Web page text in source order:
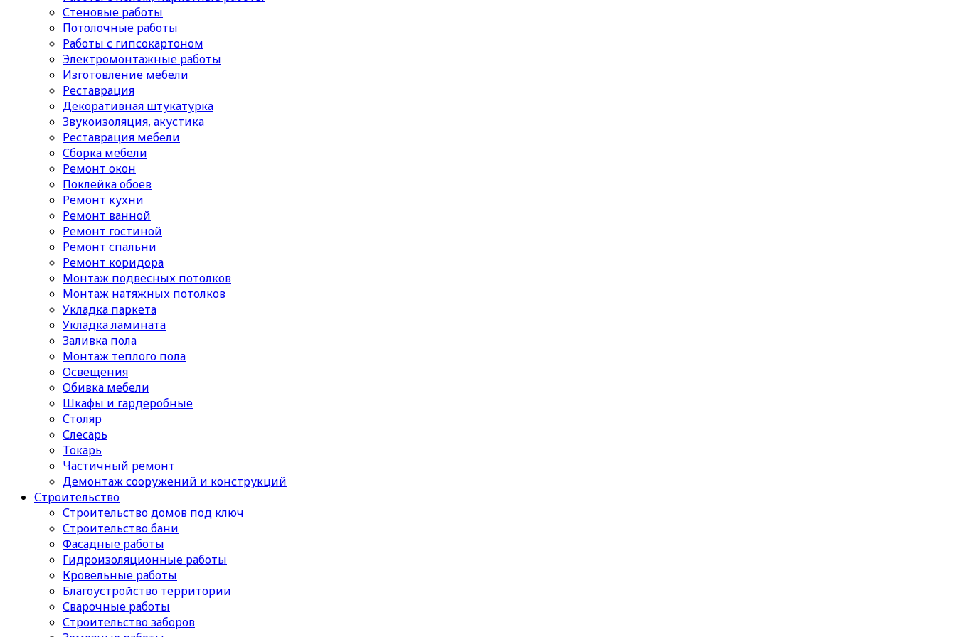
Стеновые работы
Потолочные работы
Работы с гипсокартоном
Электромонтажные работы
Изготовление мебели
Реставрация
Декоративная штукатурка
Звукоизоляция, акустика
Реставрация мебели
Сборка мебели
Ремонт окон
Поклейка обоев
Ремонт кухни
Ремонт ванной
Ремонт гостиной
Ремонт спальни
Ремонт коридора
Монтаж подвесных потолков
Монтаж натяжных потолков
Укладка паркета
Укладка ламината
Заливка пола
Монтаж теплого пола
Освещения
Обивка мебели
Шкафы и гардеробные
Столяр
Слесарь
Токарь
Частичный ремонт
Демонтаж сооружений и конструкций
Строительство
Строительство домов под ключ
Строительство бани
Фасадные работы
Гидроизоляционные работы
Кровельные работы
Благоустройство территории
Сварочные работы
Строительство заборов